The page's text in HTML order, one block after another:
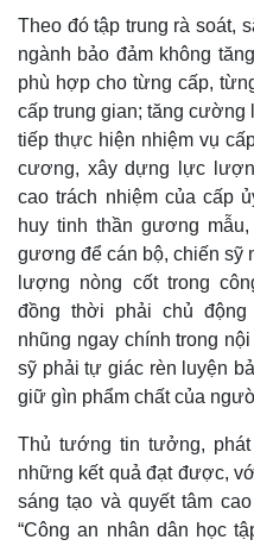
Pháp luật
Vụ án
Tin nóng
Tư vấn luật
Theo đó tập trung rà soát,
ngành bảo đảm không
phù hợp cho từng cấp,
cấp trung gian; tăng
tiếp thực hiện nhiệm vụ
cương, xây dựng lực
cao trách nhiệm của cấp
huy tinh thần gương
gương để cán bộ, chiến sỹ
lượng nòng cốt trong
đồng thời phải chủ
nhũng ngay chính trong
sỹ phải tự giác rèn luyện
giữ gìn phẩm chất của
Thủ tướng tin tưởng,
những kết quả đạt được,
sáng tạo và quyết tâm
“Công an nhân dân học